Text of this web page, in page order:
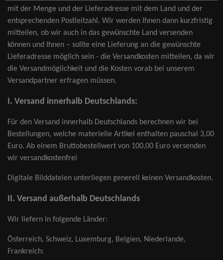
mit der Menge und der Lieferadresse mit dem Land und der
entsprechenden Postleitzahl. Wir werden Ihnen dann kurzfristig
mitteilen, ob wir auch in das gewünschte Land versenden
können und Ihnen – sollte eine Lieferung an die gewünschte
Lieferadresse möglich sein - die Versandkosten mitteilen, da wir
die Versandmöglichkeit und die Kosten vorab bei unserem
Versandpartner erfragen müssen.
I. Versand innerhalb Deutschlands:
Für den Versand innerhalb Deutschlands berechnen wir bei
Bestellungen, welche materielle Artikel enthalten pauschal 3,00
Euro. Ab einem Bruttobestellwert von 100,00 Euro versenden
wir versandkostenfrei
Digitale Bilddateien unterliegen generell keinen Versandkosten.
II. Versand außerhalb Deutschlands
Wir liefern in folgende Länder:
Österreich, Schweiz, Luxemburg, Belgien, Niederlande,
Frankreich: